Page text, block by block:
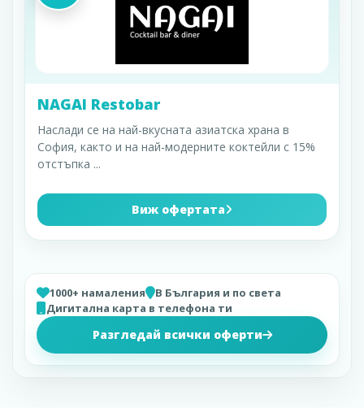
NAGAI Restobar
Наслади се на най-вкусната азиатска храна в
София, както и на най-модерните коктейли с 15%
отстъпка ...
Виж офертата
1000+ намаления
В България и по света
Дигитална карта в телефона ти
Разгледай всички оферти